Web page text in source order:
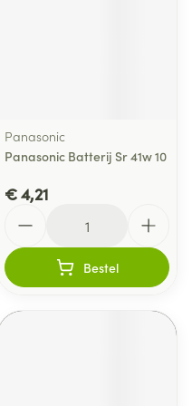
Panasonic
Panasonic Batterij Sr 41w 10
€ 4,21
Bestel